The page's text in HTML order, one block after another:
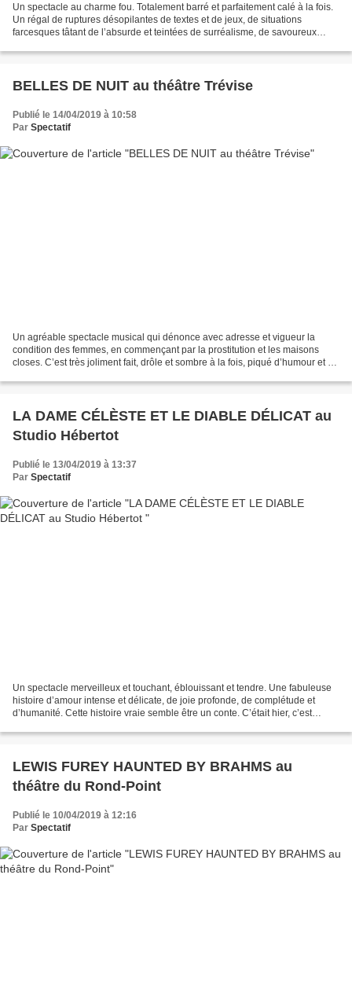
Un spectacle au charme fou. Totalement barré et parfaitement calé à la fois.
Un régal de ruptures désopilantes de textes et de jeux, de situations
farcesques tâtant de l’absurde et teintées de surréalisme, de savoureux
BELLES DE NUIT au théâtre Trévise
Publié le 14/04/2019 à 10:58
Par Spectatif
Un agréable spectacle musical qui dénonce avec adresse et vigueur la
condition des femmes, en commençant par la prostitution et les maisons
closes. C’est très joliment fait, drôle et sombre à la fois, piqué d’humour et de
LA DAME CÉLÈSTE ET LE DIABLE DÉLICAT au
Studio Hébertot
Publié le 13/04/2019 à 13:37
Par Spectatif
Un spectacle merveilleux et touchant, éblouissant et tendre. Une fabuleuse
histoire d’amour intense et délicate, de joie profonde, de complétude et
d’humanité. Cette histoire vraie semble être un conte. C’était hier, c’est
LEWIS FUREY HAUNTED BY BRAHMS au
théâtre du Rond-Point
Publié le 10/04/2019 à 12:16
Par Spectatif